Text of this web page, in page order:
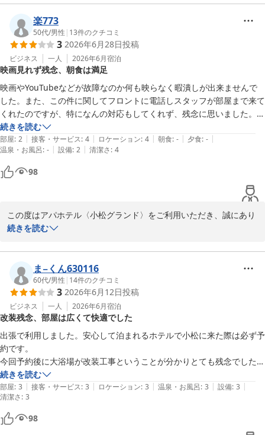
客室の清掃が行き届いていたとのこと、そして何よりお部屋でゆっ
くりとお寛ぎいただけたご様子を拝読し、大変嬉しく存じます。
お客様からの「部屋が綺麗」というお褒めの言葉はについても重ね
てお礼申し上げます。
今後もお客様に快適な空間をご提供できるように邁進してまいりま
す。
この度は温かいご感想をお寄せいただき、誠にありがとうございま
した。
お客様のまたのお越しをスタッフ一同心よりお待ち申し上げており
ます。
フロント　杉山
2026-05-12
楽773
50代/男性 | 13件のクチコミ
3 2026年6月28日投稿
ビジネス 一人 2026年6月宿泊
映画見れず残念、朝食は満足
映画やYouTubeなどが故障なのか何も映らなく暇潰しが出来ませんで
した。また、この件に関してフロントに電話しスタッフが部屋まで来て
くれたのですが、特になんの対応もしてくれず、残念に思いました。
映画もアニメも見放題のはずなのに全然違うじゃん！
朝食はご当地の美味しいものがズラリで大満足でした。
続きを読む
部屋: 2 | 接客・サービス: 4 | ロケーション: 4 | 朝食: - | 夕食: - |
温泉・お風呂: - | 設備: 2 | 清潔さ: 4
98
この度はアパホテル〈小松グランド〉をご利用いただき、誠にあり
がとうございます。
とご迷惑をおかけしましたことを深くお詫び申し上げます。また、
スタッフの対応につきましても、お客様のご期待に沿うことができ
ず、重ねてお詫び申し上げます。
今回ご指摘いただいた件につきましては、早急に機器の点検とスタ
ッフへの指導を行い、再発防止に努めてまいります。
一方で、朝食につきまして「ご当地の美味しいものがズラリで大満
足」とのお褒めの言葉をいただき、大変嬉しく存じます。
ご不快な思いをさせてしまったにもかかわらず、朝食に関する温か
いコメントをいただき感謝申し上げます。
この度はお忙しい中、口コミのご投稿ありがとうございました。
フロント　千歩
アパホテル〈小松グランド〉
2026-06-29
続きを読む
ま−くん630116
60代/男性 | 14件のクチコミ
3 2026年6月12日投稿
ビジネス 一人 2026年6月宿泊
改装残念、部屋は広くて快適でした
出張で利用しました。安心して泊まれるホテルで小松に来た際は必ず予
約です。
今回予約後に大浴場が改装工事ということが分かりとても残念でした
が、アップグレードなのか？4ベットの部屋に通され、ビックリでムダ
に広かった。
続きを読む
部屋: 3 | 接客・サービス: 3 | ロケーション: 3 | 温泉・お風呂: 3 | 設備: 3 |
清潔さ: 3
98